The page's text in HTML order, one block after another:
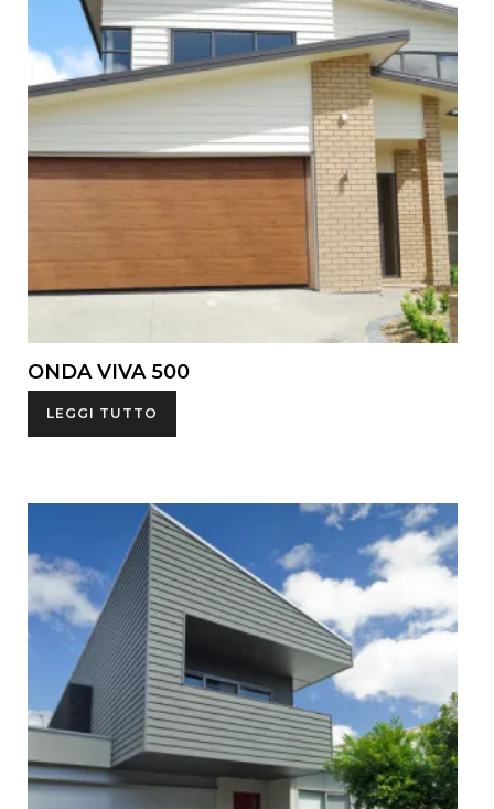
ONDA VIVA 500
LEGGI TUTTO